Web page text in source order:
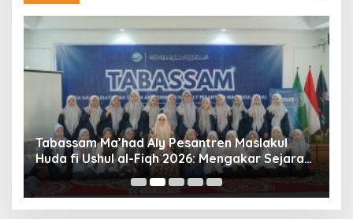
Tabassam Ma’had Aly Pesantren Maslakul
Huda fi Ushul al-Fiqh 2026: Mengakar Sejarah,
Menjangkau Peradaban”